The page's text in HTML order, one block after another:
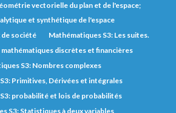
vectorielle du plan et de l'espace;
et synthétique de l'espace
de société
Mathématiques S3: Les suites.
discrètes et financières
S3: Nombres complexes
Primitives, Dérivées et intégrales
probabilité et lois de probabilités
S3: Statistiques à deux variables